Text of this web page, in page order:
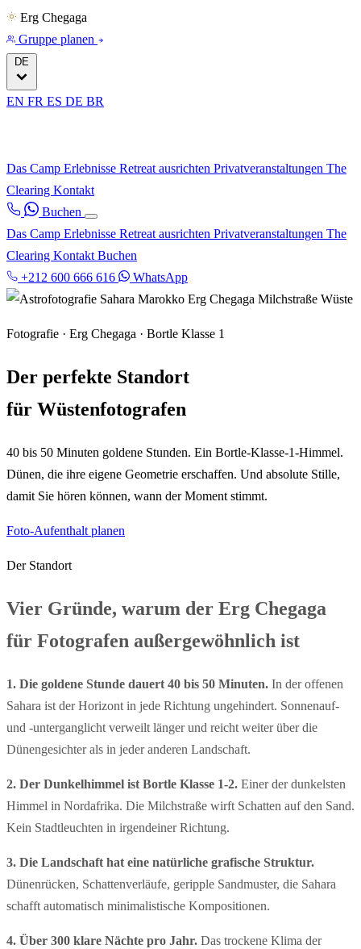
Erg Chegaga
Gruppe planen
DE
EN FR ES DE BR
Das Camp Erlebnisse Retreat ausrichten Privatveranstaltungen The
Clearing Kontakt
Buchen
Das Camp Erlebnisse Retreat ausrichten Privatveranstaltungen The
Clearing Kontakt Buchen
+212 600 666 616
WhatsApp
Fotografie · Erg Chegaga · Bortle Klasse 1
Der perfekte Standort
für Wüstenfotografen
40 bis 50 Minuten goldene Stunden. Ein Bortle-Klasse-1-Himmel.
Dünen, die ihre eigene Geometrie erschaffen. Und absolute Stille,
damit Sie hören können, wann der Moment stimmt.
Foto-Aufenthalt planen
Der Standort
Vier Gründe, warum der Erg Chegaga
für Fotografen außergewöhnlich ist
1. Die goldene Stunde dauert 40 bis 50 Minuten. In der offenen
Sahara ist der Horizont in jede Richtung ungehindert. Sonnenauf-
und -unterganglicht verweilt länger und reicht weiter über die
Dünengesichter als in jeder anderen Landschaft.
2. Der Dunkelhimmel ist Bortle Klasse 1-2. Einer der dunkelsten
Himmel in Nordafrika. Die Milchstraße wirft Schatten auf den Sand.
Kein Stadtleuchten in irgendeiner Richtung.
3. Die Landschaft hat eine natürliche grafische Struktur.
Dünenrücken, Schattenverläufe, geripple Sandmuster, die Sahara
schafft automatisch minimalistische Kompositionen.
4. Über 300 klare Nächte pro Jahr. Das trockene Klima der